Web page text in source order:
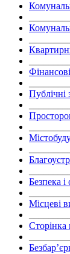
Публічні
Безпека і
Місцеві
Сторінка